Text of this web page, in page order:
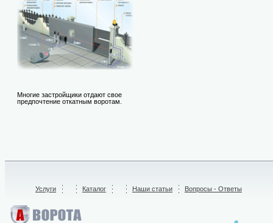
Многие застройщики отдают свое
предпочтение откатным воротам.
Услуги Каталог Наши статьи Вопросы - Ответы